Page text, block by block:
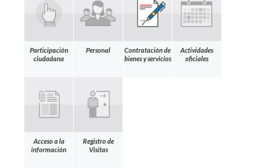
Participación
ciudadana
Personal
Contratación de
bienes y servicios
Actividades
oficiales
Acceso a la
información
Registro de
Visitas